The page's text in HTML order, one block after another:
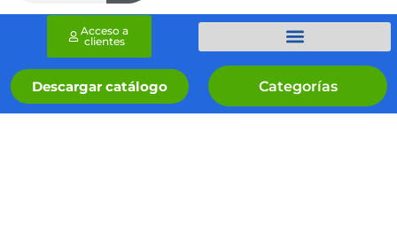
Categorías
Descargar catálogo
Acceso a
clientes